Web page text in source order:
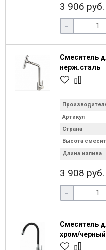
3 906 руб.
-
Смеситель
нерж.сталь
Артикул
Страна
Высота
Длина излива
3 908 руб.
-
Смеситель
хром/черный